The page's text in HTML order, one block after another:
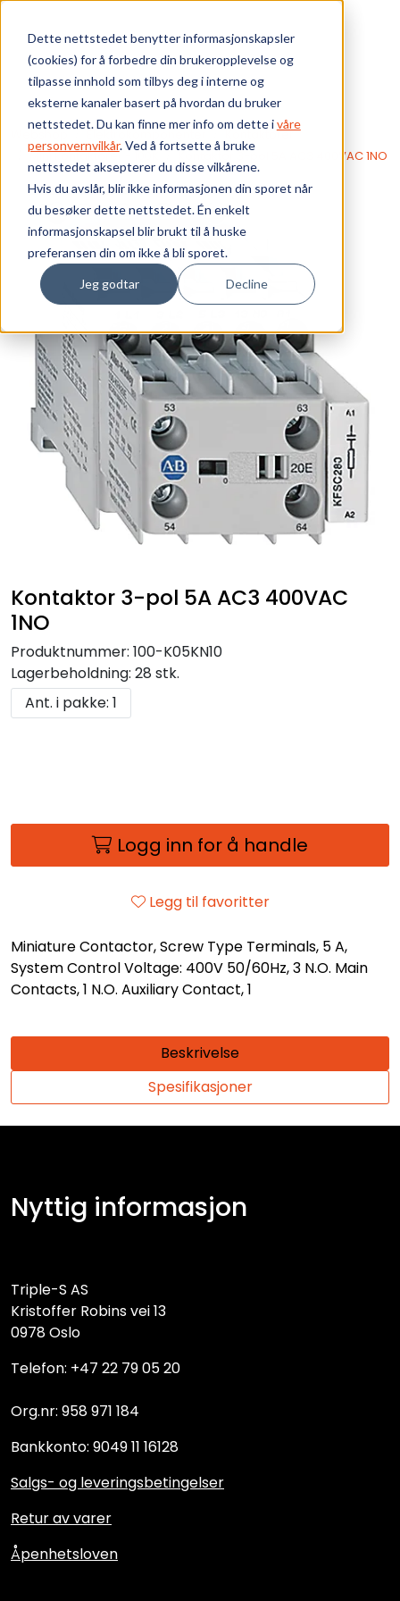
Dette nettstedet benytter informasjonskapsler
(cookies) for å forbedre din brukeropplevelse og
tilpasse innhold som tilbys deg i interne og
eksterne kanaler basert på hvordan du bruker
nettstedet. Du kan finne mer info om dette ivåre
personvernvilkår. Ved å fortsette å bruke
nettstedet aksepterer du disse vilkårene.
Hvis du avslår, blir ikke informasjonen din sporet når
du besøker dette nettstedet. Én enkelt
informasjonskapsel blir brukt til å huske
preferansen din om ikke å bli sporet.
Jeg godtar Decline
Skip to main content
Webshop Elektrokomponenter
Kontaktorer
Mini kontaktorer - 100K
Kontaktor 3-pol 5A AC3 400VAC 1NO
Kontaktor 3-pol 5A AC3 400VAC
1NO
Produktnummer: 100-K05KN10
Lagerbeholdning: 28 stk.
Ant. i pakke: 1
Logg inn for å handle
Legg til favoritter
Miniature Contactor, Screw Type Terminals, 5 A,
System Control Voltage: 400V 50/60Hz, 3 N.O. Main
Contacts, 1 N.O. Auxiliary Contact, 1
Beskrivelse
Spesifikasjoner
Nyttig informasjon
Triple-S AS
Kristoffer Robins vei 13
0978 Oslo
Telefon: +47 22 79 05 20
Org.nr: 958 971 184
Bankkonto: 9049 11 16128
Salgs- og leveringsbetingelser
Retur av varer
Åpenhetsloven
Bærekraft
Vi tilbyr
Ressurser
Om oss